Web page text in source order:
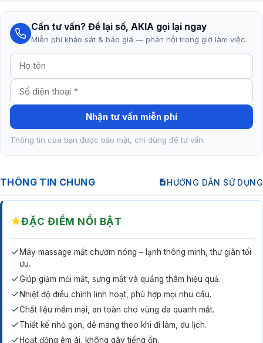
Cần tư vấn? Để lại số, AKIA gọi lại ngay
Miễn phí khảo sát & báo giá — phản hồi trong giờ làm việc.
Nhận tư vấn miễn phí
Thông tin của bạn được bảo mật, chỉ dùng để tư vấn.
THÔNG TIN CHUNG HƯỚNG DẪN SỬ DỤNG
★ĐẶC ĐIỂM NỔI BẬT
Máy massage mắt chườm nóng – lạnh thông minh, thư giãn tối
ưu.
Giúp giảm mỏi mắt, sưng mắt và quầng thâm hiệu quả.
Nhiệt độ điều chỉnh linh hoạt, phù hợp mọi nhu cầu.
Chất liệu mềm mại, an toàn cho vùng da quanh mắt.
Thiết kế nhỏ gọn, dễ mang theo khi đi làm, du lịch.
Hoạt động êm ái, không gây tiếng ồn.